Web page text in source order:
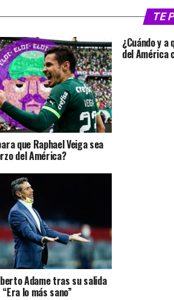
TE
que Raphael Veiga sea
del América?
¿Cuándo y
del América
Adame tras su salida
lo más sano”